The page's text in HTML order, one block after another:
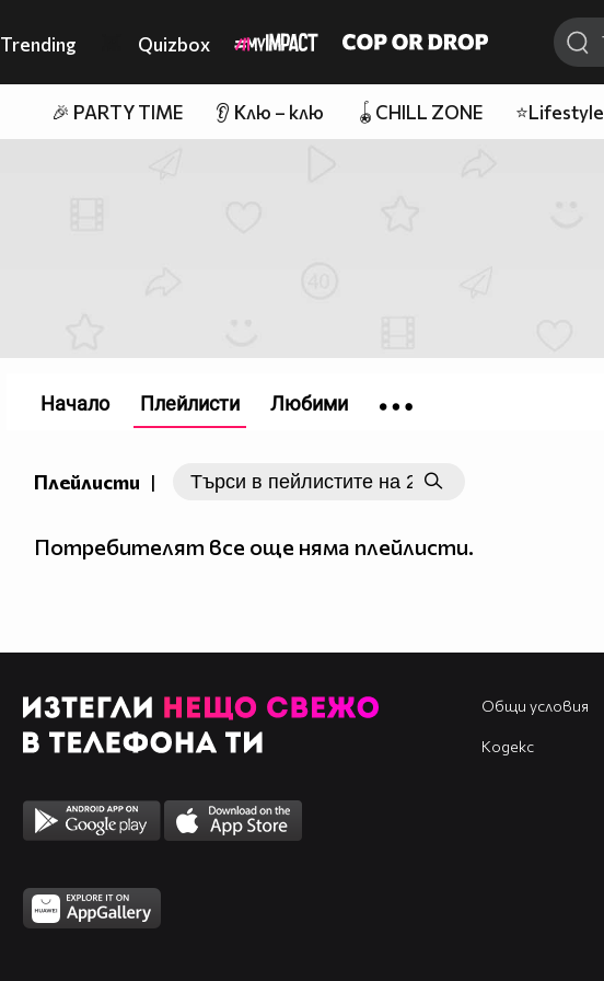
Trending Quizbox
🎉 PARTY TIME 👂 Клю – клю 🪀CHILL ZONE ⭐Lifestyle
Плейлисти |
Потребителят все още няма плейлисти.
Начало Плейлисти Любими
Общи условия
Кодекс